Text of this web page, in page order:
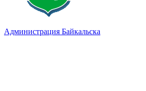
Администрация Байкальска